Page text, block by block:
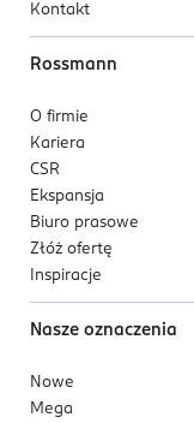
Kontakt
Rossmann
O firmie
Kariera
CSR
Ekspansja
Biuro prasowe
Złóż ofertę
Inspiracje
Nasze oznaczenia
Nowe
Mega